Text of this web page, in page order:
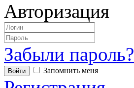
Авторизация
Забыли пароль?
Запомнить меня